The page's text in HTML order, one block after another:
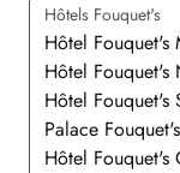
Hôtels Fouquet's
Hôtel Fouquet's
Hôtel Fouquet's
Hôtel Fouquet's
Palace
Hôtel Fouquet's